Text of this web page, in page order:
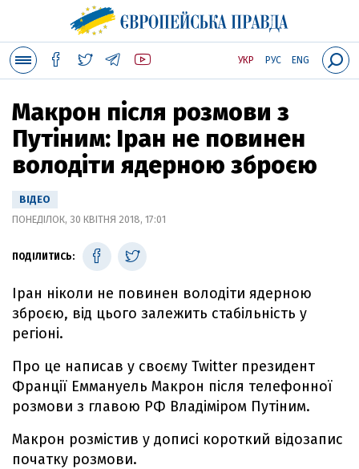
УКР РУС ENG
Макрон після розмови з
Путіним: Іран не повинен
володіти ядерною зброєю
ВІДЕО
ПОНЕДІЛОК, 30 КВІТНЯ 2018, 17:01
ПОДІЛИТИСЬ:
Іран ніколи не повинен володіти ядерною
зброєю, від цього залежить стабільність у
регіоні.
Про це написав у своєму Twitter президент
Франції Еммануель Макрон після телефонної
розмови з главою РФ Владіміром Путіним.
Макрон розмістив у дописі короткий відозапис
початку розмови.